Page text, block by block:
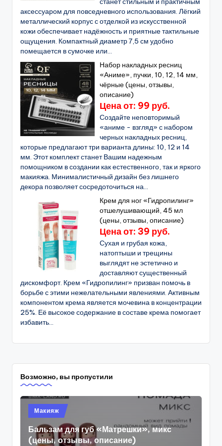
аксессуаром для повседневного использования. Лёгкий
металлический корпус с отделкой из искусственной
кожи обеспечивает надёжность и приятные тактильные
ощущения. Компактный диаметр 7,5 см удобно
помещается в сумочке или...
Набор накладных ресниц
«Аниме», пучки, 10, 12, 14 мм,
чёрные (цены, отзывы,
описание)
Цена от: 99 руб.
Создайте неповторимый
«аниме - взгляд» с набором
черных накладных ресниц,
которые предлагают три варианта длины: 10, 12 и 14
мм. Этот комплект станет Вашим надежным
помощником в создании как естественного, так и яркого
макияжа. Минималистичный дизайн без лишнего
декора позволяет сосредоточиться на...
Крем для ног «Гидропилинг»
отшелушивающий, 45 мл
(цены, отзывы, описание)
Цена от: 39 руб.
Сухая и грубая кожа,
натоптыши и трещины
выглядят не эстетично и
доставляют существенный
дискомфорт. Крем «Гидропилинг» призван помочь в
борьбе с этими нежелательными явлениями. Активным
компонентом крема является мочевина в концентрации
25%. Её высокое содержание в составе крема помогает
избавить...
Возможно, вы пропустили
Опубликовано
в
Макияж
Бальзам для губ «Матрешки», микс
(цены, отзывы, описание)